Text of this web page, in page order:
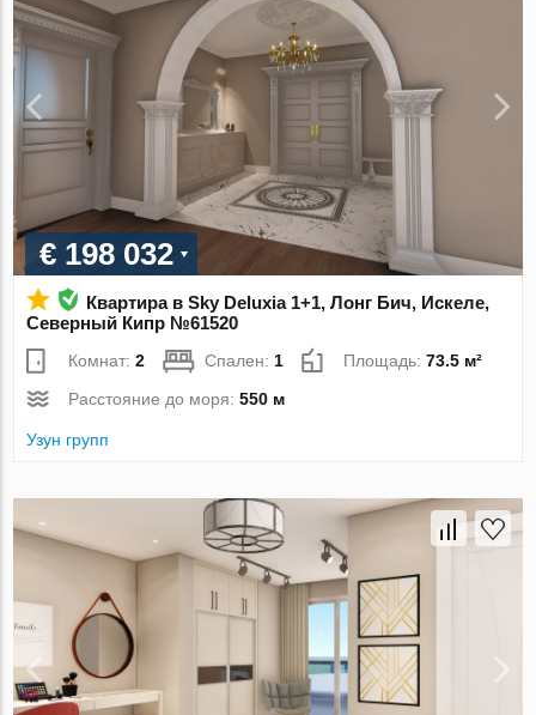
€ 198 032
Квартира в Sky Deluxia 1+1, Лонг Бич, Искеле,
Северный Кипр №61520
Комнат:2 Спален: 1 Площадь:73.5 м²
Расстояние до моря:550 м
Узун групп